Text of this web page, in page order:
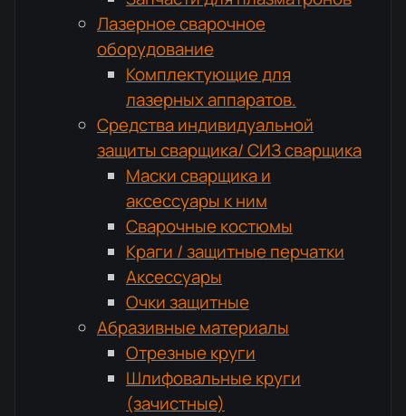
Лазерное сварочное
оборудование
Комплектующие для
лазерных аппаратов.
Средства индивидуальной
защиты сварщика/ СИЗ сварщика
Маски сварщика и
аксессуары к ним
Сварочные костюмы
Краги / защитные перчатки
Аксессуары
Очки защитные
Абразивные материалы
Отрезные круги
Шлифовальные круги
(зачистные)